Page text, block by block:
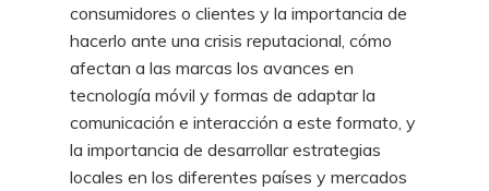
consumidores o clientes y la importancia de
hacerlo ante una crisis reputacional, cómo
afectan a las marcas los avances en
tecnología móvil y formas de adaptar la
comunicación e interacción a este formato, y
la importancia de desarrollar estrategias
locales en los diferentes países y mercados